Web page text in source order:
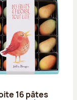
16 pâtes